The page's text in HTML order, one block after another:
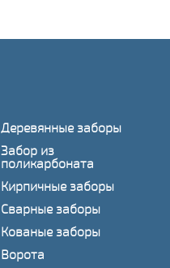
Деревянные заборы
Забор из
поликарбоната
Кирпичные заборы
Сварные заборы
Кованые заборы
Ворота